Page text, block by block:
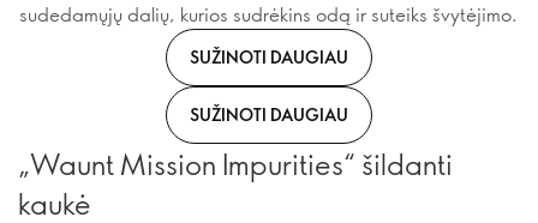
sudedamųjų dalių, kurios sudrėkins odą ir suteiks švytėjimo.
SUŽINOTI DAUGIAU
SUŽINOTI DAUGIAU
„Waunt Mission Impurities“ šildanti
kaukė